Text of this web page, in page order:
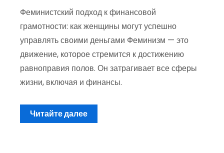
Феминистский подход к финансовой
грамотности: как женщины могут успешно
управлять своими деньгами Феминизм — это
движение, которое стремится к достижению
равноправия полов. Он затрагивает все сферы
жизни, включая и финансы.
Читайте далее